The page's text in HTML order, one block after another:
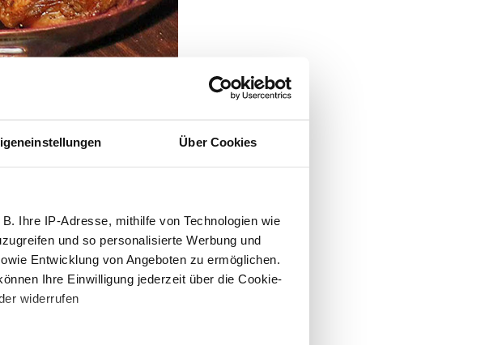
Über Cookies
Ihre IP-Adresse, mithilfe von Technologien wie
und so personalisierte Werbung und
Entwicklung von Angeboten zu ermöglichen.
Ihre Einwilligung jederzeit über die Cookie-
widerrufen